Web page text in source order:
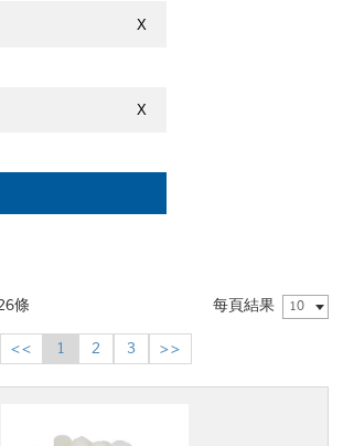
X
X
條 每頁結果 10
<< 1 2 3 >>